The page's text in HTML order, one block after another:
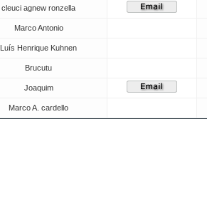
cleuci agnew ronzella
Marco Antonio
Luís Henrique Kuhnen
Brucutu
Joaquim
Marco A. cardello